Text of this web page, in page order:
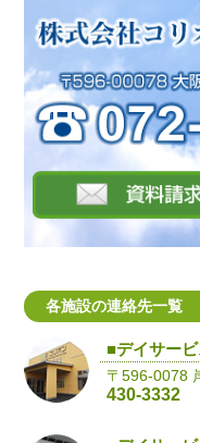
各施設の連絡先一覧
■デイサー
〒596-0078
430-3332